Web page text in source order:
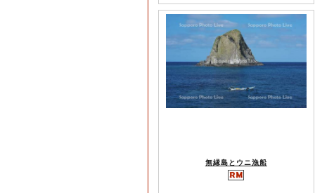
無縁島とウニ漁船